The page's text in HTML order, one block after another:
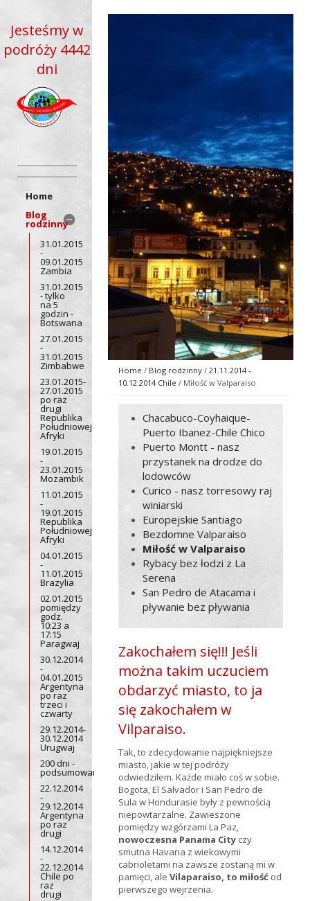
Jesteśmy w
podróży 4442
dni
Home
Blog
rodzinny
31.01.2015
-
09.01.2015
Zambia
31.01.2015
- tylko
na 5
godzin -
Botswana
27.01.2015
-
31.01.2015
Zimbabwe
23.01.2015-
27.01.2015
po raz
drugi
Republika
Południowej
Afryki
19.01.2015
-
23.01.2015
Mozambik
11.01.2015
-
19.01.2015
Republika
Południowej
Afryki
04.01.2015
-
11.01.2015
Brazylia
02.01.2015
pomiędzy
godz.
10:23 a
17:15
Paragwaj
30.12.2014
-
04.01.2015
Argentyna
po raz
trzeci i
czwarty
29.12.2014-
30.12.2014
Urugwaj
200 dni -
podsumowanie
22.12.2014
-
29.12.2014
Argentyna
po raz
drugi
14.12.2014
-
22.12.2014
Chile po
raz
drugi
Home / Blog rodzinny /21.11.2014 -
10.12.2014 Chile / Miłość w Valparaiso
Chacabuco-Coyhaique-
Puerto Ibanez-Chile Chico
Puerto Montt - nasz
przystanek na drodze do
lodowców
Curico - nasz torresowy raj
winiarski
Europejskie Santiago
Bezdomne Valparaiso
Miłość w Valparaiso
Rybacy bez łodzi z La
Serena
San Pedro de Atacama i
pływanie bez pływania
Zakochałem się!!! Jeśli
można takim uczuciem
obdarzyć miasto, to ja
się zakochałem w
Vilparaiso.
Tak, to zdecydowanie najpiękniejsze
miasto, jakie w tej podróży
odwiedziłem. Każde miało coś w sobie.
Bogota, El Salvador i San Pedro de
Sula w Hondurasie były z pewnością
niepowtarzalne. Zawieszone
pomiędzy wzgórzami La Paz,
nowoczesna Panama City czy
smutna Havana z wiekowymi
cabrioletami na zawsze zostaną mi w
pamięci, aleVilaparaiso, to miłość od
pierwszego wejrzenia.